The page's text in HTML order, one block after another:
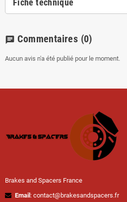
Fiche technique
chat Commentaires (0)
Aucun avis n'a été publié pour le moment.
Brakes and Spacers France
Email : contact@brakesandspacers.fr